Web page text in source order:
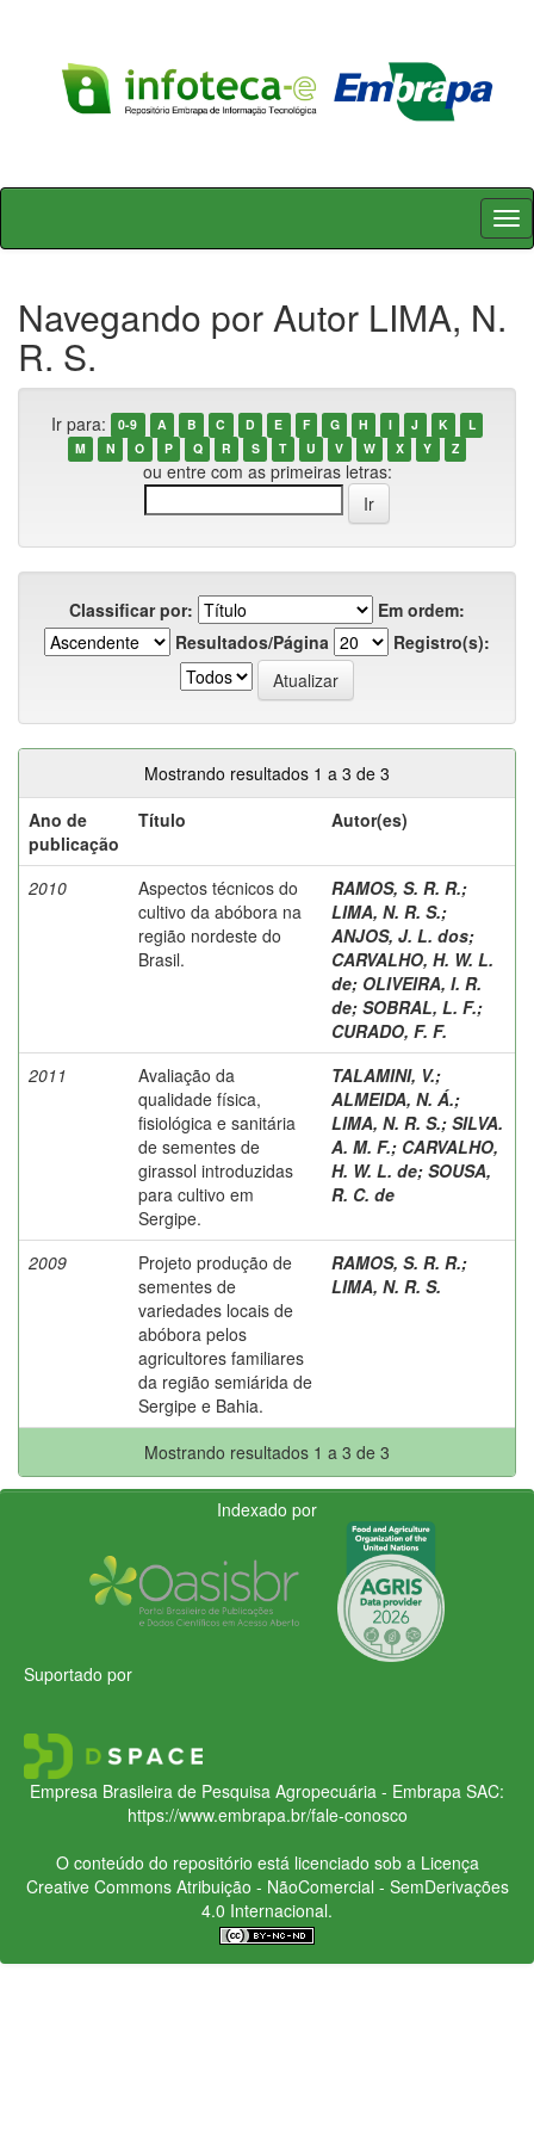
Skip
Navegando por Autor LIMA, N.
R. S.
Ir para: 0-9 A B C D E F G H I J K
L
M
N O P Q R S T U V W X Y Z
ou entre com as primeiras letras:
Classificar por:
Em ordem:
Resultados/Página
Registro(s):
Mostrando resultados 1 a 3 de 3
Ano de
publicação
Título Autor(es)
2010
Aspectos técnicos do
cultivo da abóbora na
região nordeste do
Brasil.
RAMOS, S. R. R.;
LIMA, N. R. S.;
ANJOS, J. L. dos;
CARVALHO, H. W. L.
de; OLIVEIRA, I. R.
de; SOBRAL, L. F.;
CURADO, F. F.
2011
Avaliação da
qualidade física,
fisiológica e sanitária
de sementes de
girassol introduzidas
para cultivo em
Sergipe.
TALAMINI, V.;
ALMEIDA, N. Á.;
LIMA, N. R. S.; SILVA.
A. M. F.; CARVALHO,
H. W. L. de; SOUSA,
R. C. de
2009
Projeto produção de
sementes de
variedades locais de
abóbora pelos
agricultores familiares
da região semiárida de
Sergipe e Bahia.
RAMOS, S. R. R.;
LIMA, N. R. S.
Mostrando resultados 1 a 3 de 3
Indexado por
Suportado por
Empresa Brasileira de Pesquisa Agropecuária - Embrapa SAC:
https://www.embrapa.br/fale-conosco
O conteúdo do repositório está licenciado sob a Licença
Creative CommonsAtribuição - NãoComercial - SemDerivações
4.0 Internacional.